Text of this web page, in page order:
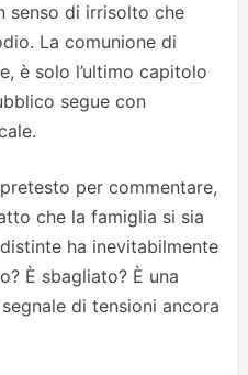
senso di irrisolto che
La comunione di
è solo l’ultimo capitolo
segue con
per commentare,
che la famiglia si sia
ha inevitabilmente
È sbagliato? È una
di tensioni ancora